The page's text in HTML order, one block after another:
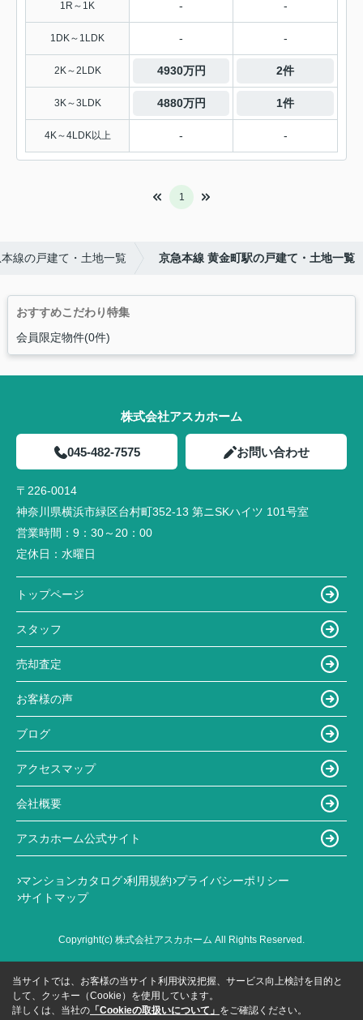
1R～1K - -
1DK～1LDK - -
2K～2LDK 4930万円 2件
3K～3LDK 4880万円 1件
4K～4LDK以上 - -
1
線の戸建て・土地一覧 京急本線 黄金町駅の戸建て・土地一覧
おすすめこだわり特集
会員限定物件(0件)
株式会社アスカホーム
045-482-7575 お問い合わせ
〒226-0014
神奈川県横浜市緑区台村町352-13 第ニSKハイツ 101号室
営業時間： 9：30～20：00
定休日： 水曜日
トップページ
スタッフ
売却査定
お客様の声
ブログ
アクセスマップ
会社概要
アスカホーム公式サイト
マンションカタログ 利用規約 プライバシーポリシー
サイトマップ
Copyright(c) 株式会社アスカホーム All Rights Reserved.
当サイトでは、お客様の当サイト利用状況把握、サービス向上検討を目的と
して、クッキー（Cookie）を使用しています。
詳しくは、当社の 「Cookieの取扱いについて」 をご確認ください。